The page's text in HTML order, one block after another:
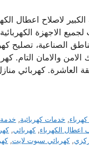
لاصلاح اعطال
الاجهزة
الصناعية، تصليح
والامان التام.
العاشرة. كهربائي
, خدمات كهربائية, خدمة
الكهرباء, كهربائي,
, كهربائي سبوت لايت,